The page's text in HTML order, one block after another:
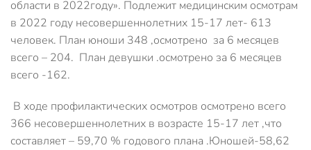
области в 2022году». Подлежит медицинским осмотрам
в 2022 году несовершеннолетних 15-17 лет- 613
человек. План юноши 348 ,осмотрено за 6 месяцев
всего – 204. План девушки .осмотрено за 6 месяцев
всего -162.
В ходе профилактических осмотров осмотрено всего
366 несовершеннолетних в возрасте 15-17 лет ,что
составляет – 59,70 % годового плана .Юношей-58,62